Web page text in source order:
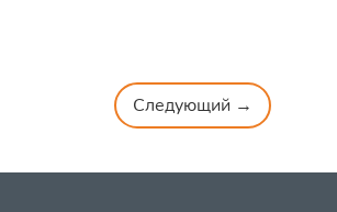
Следующий →